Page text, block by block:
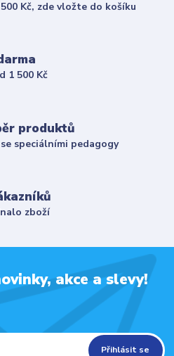
Kč, zde vložte do košíku
1 500 Kč
produktů
speciálními pedagogy
zboží
akce a slevy!
Přihlásit se